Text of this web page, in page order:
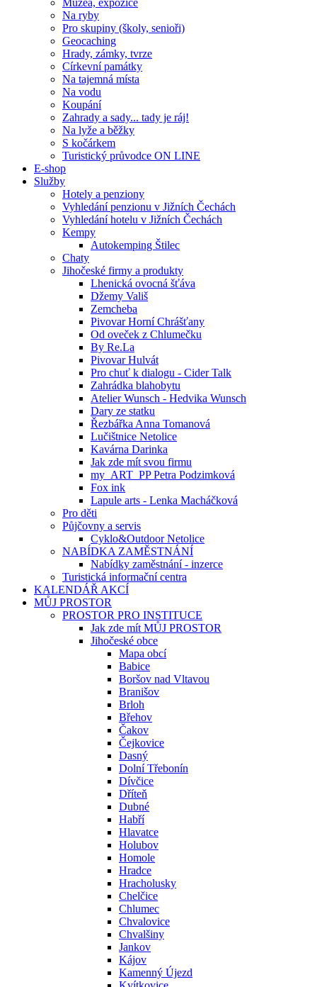
Muzea, expozice
Na ryby
Pro skupiny (školy, senioři)
Geocaching
Hrady, zámky, tvrze
Církevní památky
Na tajemná místa
Na vodu
Koupání
Zahrady a sady... tady je ráj!
Na lyže a běžky
S kočárkem
Turistický průvodce ON LINE
E-shop
Služby
Hotely a penziony
Vyhledání penzionu v Jižních Čechách
Vyhledání hotelu v Jižních Čechách
Kempy
Autokemping Štilec
Chaty
Jihočeské firmy a produkty
Lhenická ovocná šťáva
Džemy Vališ
Zemcheba
Pivovar Horní Chrášťany
Od oveček z Chlumečku
By Re.La
Pivovar Hulvát
Pro chuť k dialogu - Cider Talk
Zahrádka blahobytu
Atelier Wunsch - Hedvika Wunsch
Dary ze statku
Řezbářka Anna Tomanová
Lučištnice Netolice
Kavárna Darinka
Jak zde mít svou firmu
my_ART_PP Petra Podzimková
Fox ink
Lapule arts - Lenka Macháčková
Pro děti
Půjčovny a servis
Cyklo&Outdoor Netolice
NABÍDKA ZAMĚSTNÁNÍ
Nabídky zaměstnání - inzerce
Turistická informační centra
KALENDÁŘ AKCÍ
MŮJ PROSTOR
PROSTOR PRO INSTITUCE
Jak zde mít MŮJ PROSTOR
Jihočeské obce
Mapa obcí
Babice
Boršov nad Vltavou
Branišov
Brloh
Břehov
Čakov
Čejkovice
Dasný
Dolní Třebonín
Dívčice
Dříteň
Dubné
Habří
Hlavatce
Holubov
Homole
Hradce
Hracholusky
Chelčice
Chlumec
Chvalovice
Chvalšiny
Jankov
Kájov
Kamenný Újezd